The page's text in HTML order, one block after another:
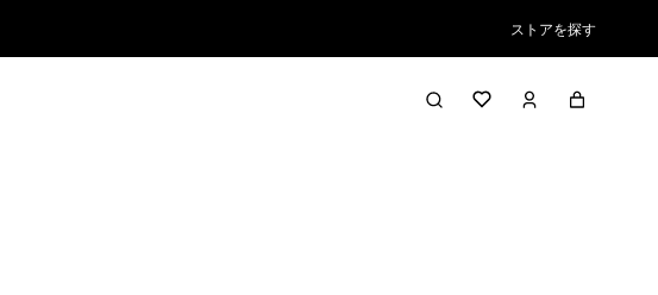
ストアを探す